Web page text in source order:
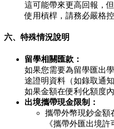
這可能帶來更高回報，
使用槓桿，請務必嚴格控
六、特殊情況說明
留學相關匯款：
如果您需要為留學匯出
途證明資料（如錄取通
如果金額在便利化額度
出境攜帶現金限制：
攜帶外幣現鈔金額
《攜帶外匯出境許